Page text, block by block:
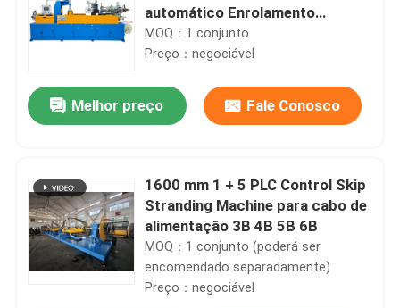
automático Enrolamento
integrado e envolvimento com
filme
MOQ：1 conjunto
Preço：negociável
Melhor preço Fale Conosco
1600 mm 1 + 5 PLC Control Skip
Stranding Machine para cabo de
alimentação 3B 4B 5B 6B
MOQ：1 conjunto (poderá ser
encomendado separadamente)
Preço：negociável